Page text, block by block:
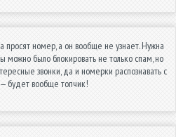
просят номер, а он вообще не узнает. Нужна
можно было блокировать не только спам, но
звонки, да и номерки распознавать с
будет вообще топчик!